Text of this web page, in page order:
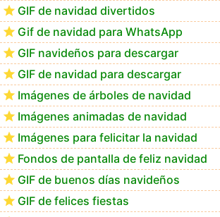
GIF de navidad divertidos
Gif de navidad para WhatsApp
GIF navideños para descargar
GIF de navidad para descargar
Imágenes de árboles de navidad
Imágenes animadas de navidad
Imágenes para felicitar la navidad
Fondos de pantalla de feliz navidad
GIF de buenos días navideños
GIF de felices fiestas